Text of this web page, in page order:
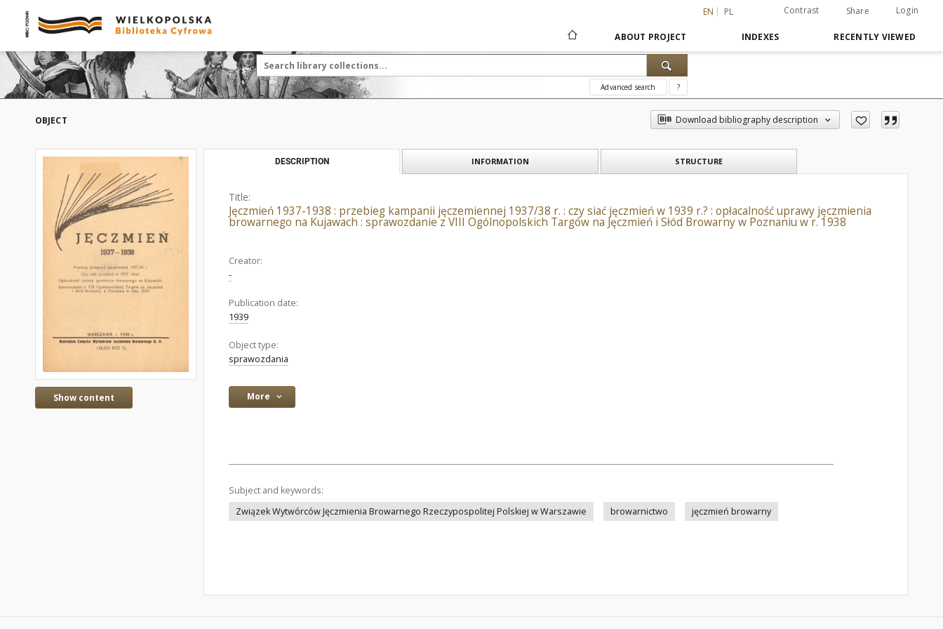
EN PL Contrast Share Login
ABOUT PROJECT INDEXES RECENTLY VIEWED
Advanced search ?
OBJECT Download bibliography description
Show content
DESCRIPTION INFORMATION STRUCTURE
Title:
Jęczmień 1937-1938 : przebieg kampanii jęczemiennej 1937/38 r. : czy siać jęczmień w 1939 r.? : opłacalność uprawy jęczmienia
browarnego na Kujawach : sprawozdanie z VIII Ogólnopolskich Targów na Jęczmień i Słód Browarny w Poznaniu w r. 1938
Creator:
-
Publication date:
1939
Object type:
sprawozdania
More
Subject and keywords:
Związek Wytwórców Jęczmienia Browarnego Rzeczypospolitej Polskiej w Warszawie
browarnictwo jęczmień browarny